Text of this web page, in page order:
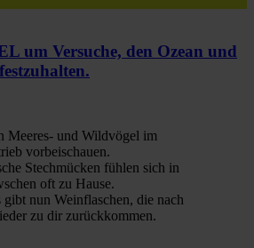
um Versuche, den Ozean und
Meeres- und Wildvögel im
vorbeischauen.
Stechmücken fühlen sich in
oft zu Hause.
gibt nun Weinflaschen, die nach
zu dir zurückkommen.